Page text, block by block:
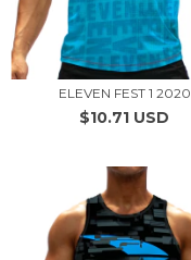
ELEVEN FEST 1 2020
$10.71 USD